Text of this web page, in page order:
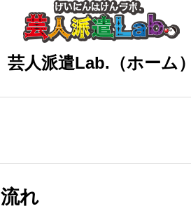
芸人派遣Lab.（ホーム
れ